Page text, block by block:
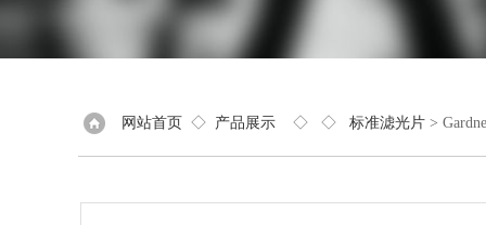
网站首页 ◇ 产品展示 ◇ ◇ 标准滤光片 >